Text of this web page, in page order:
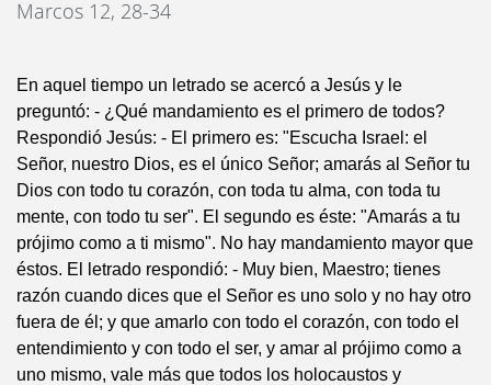
Marcos 12, 28-34
En aquel tiempo un letrado se acercó a Jesús y le
preguntó: - ¿Qué mandamiento es el primero de todos?
Respondió Jesús: - El primero es: "Escucha Israel: el
Señor, nuestro Dios, es el único Señor; amarás al Señor tu
Dios con todo tu corazón, con toda tu alma, con toda tu
mente, con todo tu ser". El segundo es éste: "Amarás a tu
prójimo como a ti mismo". No hay mandamiento mayor que
éstos. El letrado respondió: - Muy bien, Maestro; tienes
razón cuando dices que el Señor es uno solo y no hay otro
fuera de él; y que amarlo con todo el corazón, con todo el
entendimiento y con todo el ser, y amar al prójimo como a
uno mismo, vale más que todos los holocaustos y